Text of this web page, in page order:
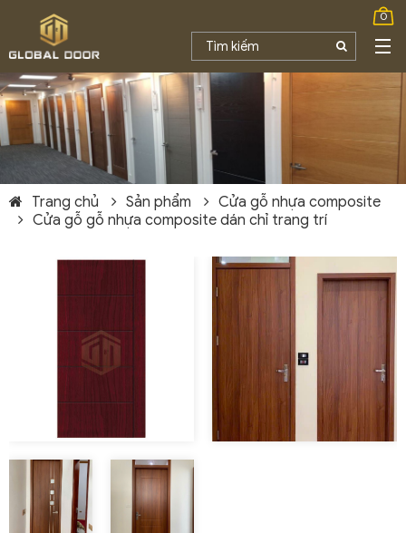
0
Trang chủ Sản phẩm
Cửa gỗ nhựa composite
Cửa gỗ gỗ nhựa composite dán chỉ trang trí